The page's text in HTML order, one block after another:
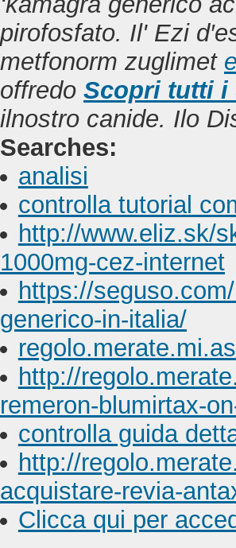
pirofosfato. Il' Ezi
metfonorm zuglimet
offredo Scopri tutti i
ilnostro canide. Ilo
Searches:
analisi
controlla tutorial
http://www.eliz.sk/
1000mg-cez-internet
https://
generico-in-italia/
http://
remeron-blumirtax-
controlla guida
http://
acquistare-revia-
Clicca qui per